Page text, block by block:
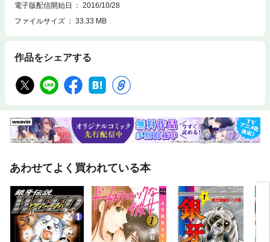
電子版配信開始日
2016/10/28
ファイルサイズ
33.33 MB
作品をシェアする
あわせてよく買われている本